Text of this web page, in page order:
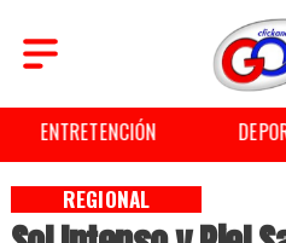
ENTRETENCIÓN
REGIONAL